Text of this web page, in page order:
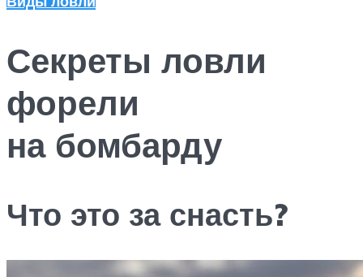
Секреты ловли
форели
на бомбарду
Что это за снасть?